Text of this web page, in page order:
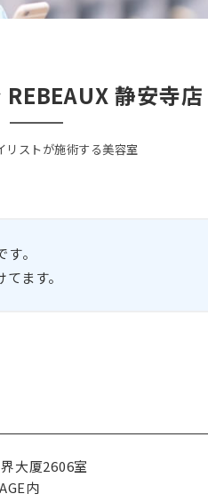
静安寺店
リストが施術する美容室
。
ます。
大厦2606室
内